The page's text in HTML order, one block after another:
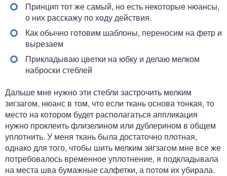
Принцип тот же самый, но есть некоторые нюансы,
о них расскажу по ходу действия.
Как обычно готовим шаблоны, переносим на фетр и
вырезаем
Прикладываю цветки на юбку и делаю мелком
наброски стеблей
Дальше мне нужно эти стебли застрочить мелким
зигзагом, нюанс в том, что если ткань основа тонкая, то
место на котором будет располагаться аппликация
нужно проклеить флизелином или дублерином в общем
уплотнить. У меня ткань была достаточно плотная,
однако для того, чтобы шить мелким зигзагом мне все же
потребовалось временное уплотнение, я подкладывала
на места шва бумажные салфетки, а потом их убирала.